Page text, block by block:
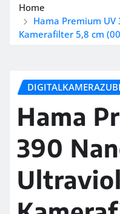
Home
Hama Premium
Kamerafilter 5,8 cm
Hama
390